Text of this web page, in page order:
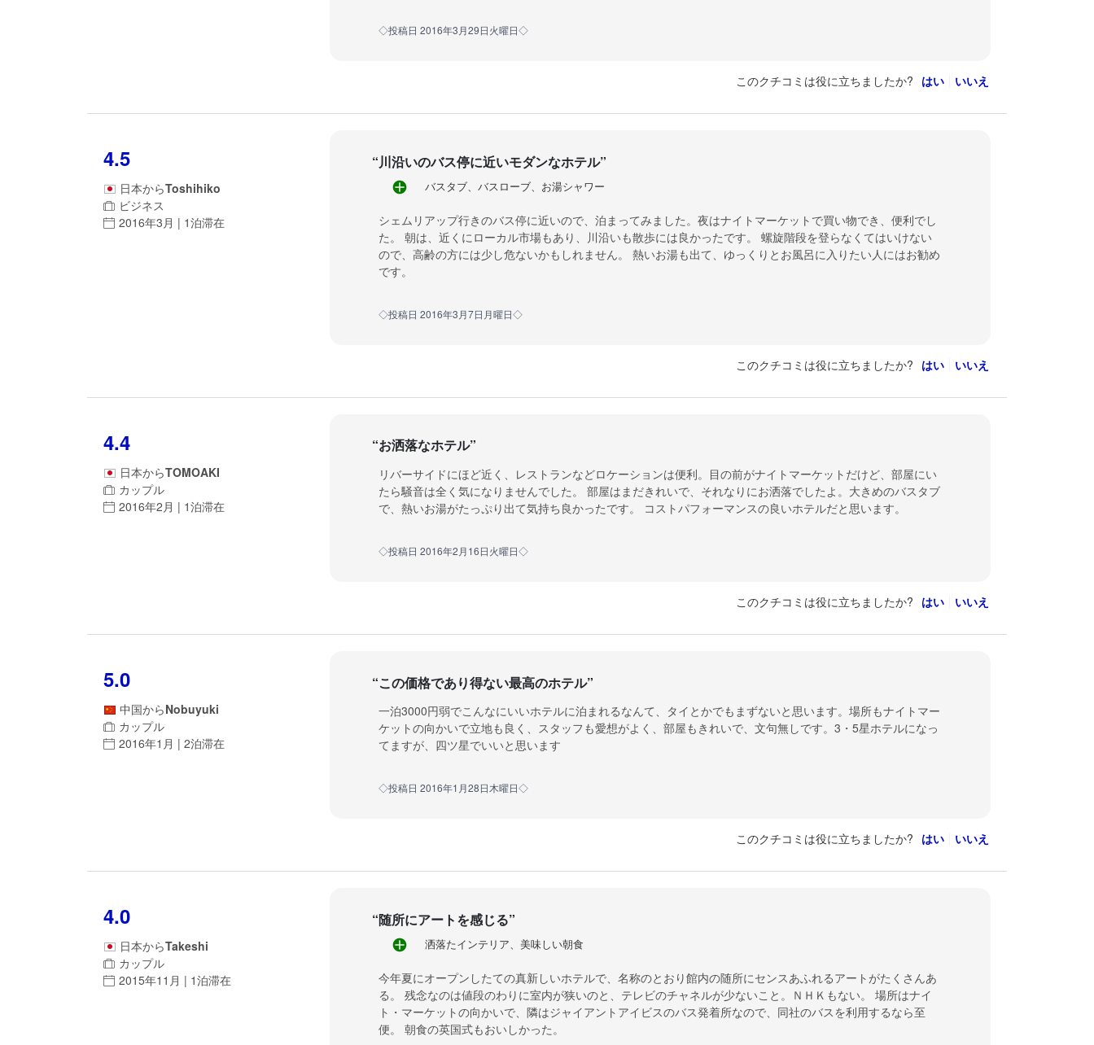
◇投稿日 2016年3月29日火曜日◇
このクチコミは役に立ちましたか? はい いいえ
4.5
日本からToshihiko
ビジネス
2016年3月 | 1泊滞在
“川沿いのバス停に近いモダンなホテル”
バスタブ、バスローブ、お湯シャワー
シェムリアップ行きのバス停に近いので、泊まってみました。夜はナイトマーケットで買い物でき、便利でし
た。 朝は、近くにローカル市場もあり、川沿いも散歩には良かったです。 螺旋階段を登らなくてはいけない
ので、高齢の方には少し危ないかもしれません。 熱いお湯も出て、ゆっくりとお風呂に入りたい人にはお勧め
です。
◇投稿日 2016年3月7日月曜日◇
このクチコミは役に立ちましたか? はい いいえ
4.4
日本からTOMOAKI
カップル
2016年2月 | 1泊滞在
“お洒落なホテル”
リバーサイドにほど近く、レストランなどロケーションは便利。目の前がナイトマーケットだけど、部屋にい
たら騒音は全く気になりませんでした。 部屋はまだきれいで、それなりにお洒落でしたよ。大きめのバスタブ
で、熱いお湯がたっぷり出て気持ち良かったです。 コストパフォーマンスの良いホテルだと思います。
◇投稿日 2016年2月16日火曜日◇
このクチコミは役に立ちましたか? はい いいえ
5.0
中国からNobuyuki
カップル
2016年1月 | 2泊滞在
“この価格であり得ない最高のホテル”
一泊3000円弱でこんなにいいホテルに泊まれるなんて、タイとかでもまずないと思います。場所もナイトマー
ケットの向かいで立地も良く、スタッフも愛想がよく、部屋もきれいで、文句無しです。3・5星ホテルになっ
てますが、四ツ星でいいと思います
◇投稿日 2016年1月28日木曜日◇
このクチコミは役に立ちましたか? はい いいえ
4.0
日本からTakeshi
カップル
2015年11月 | 1泊滞在
“随所にアートを感じる”
洒落たインテリア、美味しい朝食
今年夏にオープンしたての真新しいホテルで、名称のとおり館内の随所にセンスあふれるアートがたくさんあ
る。 残念なのは値段のわりに室内が狭いのと、テレビのチャネルが少ないこと。ＮＨＫもない。 場所はナイ
ト・マーケットの向かいで、隣はジャイアントアイビスのバス発着所なので、同社のバスを利用するなら至
便。 朝食の英国式もおいしかった。